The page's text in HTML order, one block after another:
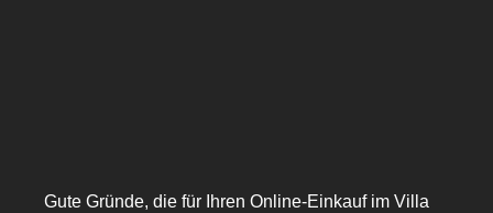
Gute Gründe, die für Ihren Online-Einkauf im Villa